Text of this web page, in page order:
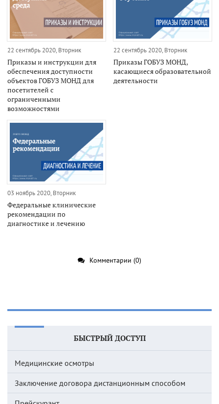
22 сентябрь 2020, Вторник
Приказы и инструкции для
обеспечения доступности
объектов ГОБУЗ МОНД для
посетителей с
ограниченными
возможностями
22 сентябрь 2020, Вторник
Приказы ГОБУЗ МОНД,
касающиеся образовательной
деятельности
03 ноябрь 2020, Вторник
Федеральные клинические
рекомендации по
диагностике и лечению
Комментарии (0)
БЫСТРЫЙ ДОСТУП
Медицинские осмотры
Заключение договора дистанционным способом